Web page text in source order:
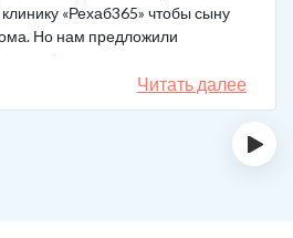
«Рехаб365» чтобы сыну
Но нам предложили
чтобы уж наверняка помогло.
4 месяца как сын не пьет. На
помогает, девушку завел.
Читать далее
›